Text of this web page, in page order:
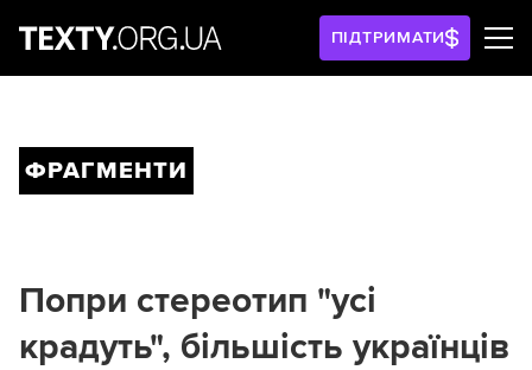
ПІДТРИМАТИ
ФРАГМЕНТИ
Попри стереотип "усі
крадуть", більшість українців